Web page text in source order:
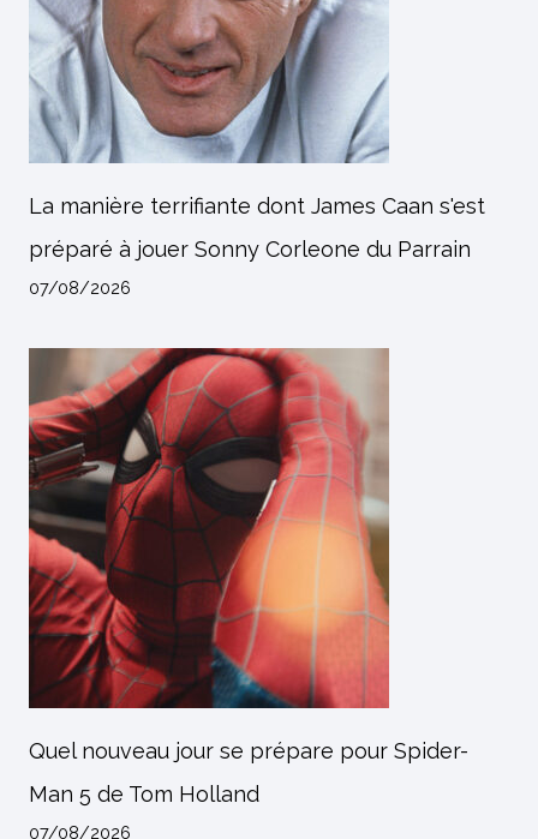
La manière terrifiante dont James Caan s'est
préparé à jouer Sonny Corleone du Parrain
07/08/2026
Quel nouveau jour se prépare pour Spider-
Man 5 de Tom Holland
07/08/2026